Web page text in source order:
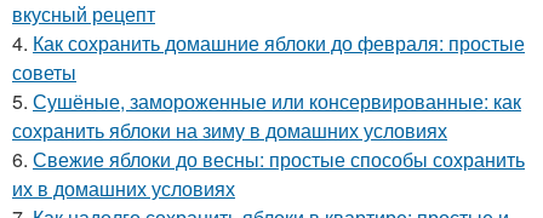
вкусный рецепт
4. Как сохранить домашние яблоки до февраля: простые
советы
5. Сушёные, замороженные или консервированные: как
сохранить яблоки на зиму в домашних условиях
6. Свежие яблоки до весны: простые способы сохранить
их в домашних условиях